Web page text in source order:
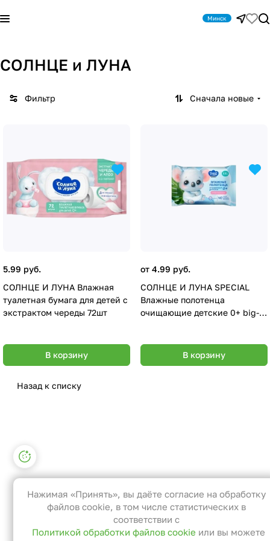
Минск
СОЛНЦЕ и ЛУНА
Фильтр Сначала новые
5.99 руб.
СОЛНЦЕ И ЛУНА Влажная
туалетная бумага для детей с
экстрактом череды 72шт
В корзину
от 4.99 руб.
СОЛНЦЕ И ЛУНА SPECIAL
Влажные полотенца
очищающие детские 0+ big-
В корзину
Назад к списку
Настройки файлов cookie
Функциональные
Эти файлы необходимы для
функционирования сайта и не могут
быть отключены в наших системах. Вы
можете настроить браузер так, чтобы
Нажимая «Принять», вы даёте согласие на обработку
файлов cookie, в том числе статистических в
соответствии с
Политикой обработки файлов cookie или вы можете